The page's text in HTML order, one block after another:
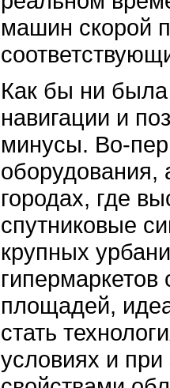
машин скорой
Как бы ни
навигации и
минусы. Во-
оборудования,
городах, где
спутниковые
крупных
площадей,
стать
условиях и